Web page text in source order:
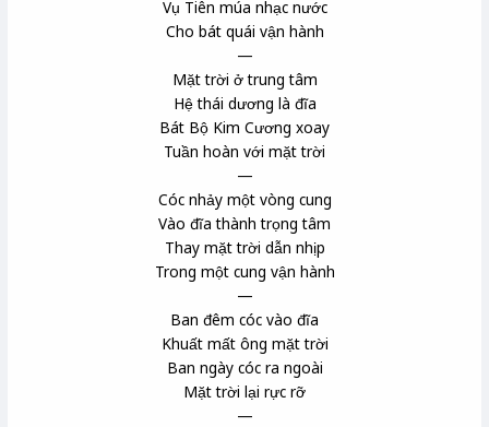
Vụ Tiên múa nhạc nước
Cho bát quái vận hành
—
Mặt trời ở trung tâm
Hệ thái dương là đĩa
Bát Bộ Kim Cương xoay
Tuần hoàn với mặt trời
—
Cóc nhảy một vòng cung
Vào đĩa thành trọng tâm
Thay mặt trời dẫn nhịp
Trong một cung vận hành
—
Ban đêm cóc vào đĩa
Khuất mất ông mặt trời
Ban ngày cóc ra ngoài
Mặt trời lại rực rỡ
—